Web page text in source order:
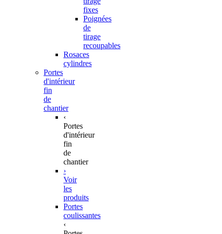
fixes
Poignées
de
tirage
recoupables
Rosaces
cylindres
Portes
d'intérieur
fin
de
chantier
‹
Portes
d'intérieur
fin
de
chantier
›
Voir
les
produits
Portes
coulissantes
‹